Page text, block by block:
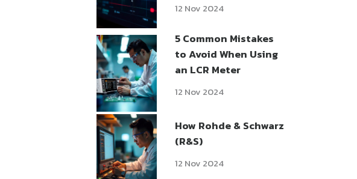
12 Nov 2024
5 Common Mistakes
to Avoid When Using
an LCR Meter
12 Nov 2024
How Rohde & Schwarz
(R&S)
12 Nov 2024